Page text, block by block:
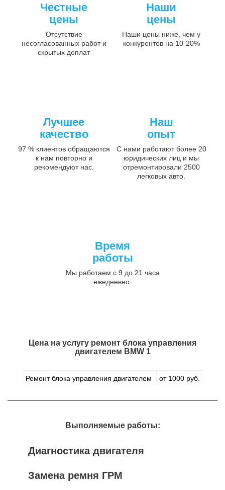
Честные
цены
Отсутствие
несогласованных работ и
скрытых доплат
Наши
цены
Наши цены ниже, чем у
конкурентов на 10-20%
Лучшее
качество
97 % клиентов обращаются
к нам повторно и
рекомендуют нас.
Наш
опыт
С нами работают более 20
юридических лиц и мы
отремонтировали 2500
легковых авто.
Время
работы
Мы работаем с 9 до 21 часа
ежедневно.
Цена на услугу ремонт блока управления
двигателем BMW 1
Ремонт блока управления двигателем от 1000 руб.
Выполняемые работы:
Диагностика двигателя
Замена ремня ГРМ